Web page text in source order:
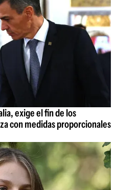
exige el fin de los
con medidas proporcionales